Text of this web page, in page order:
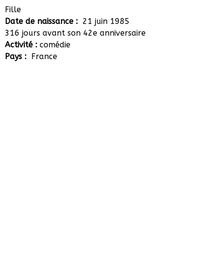
Amélie Weyeneth
Fille
Date de naissance : 21 juin 1985
316 jours avant son 42e anniversaire
Activité : comédie
Pays : France